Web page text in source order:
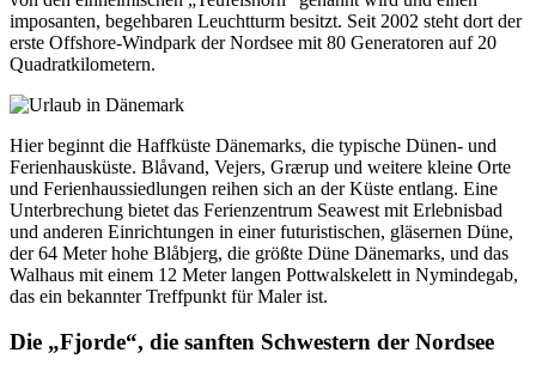
imposanten, begehbaren Leuchtturm besitzt. Seit 2002 steht dort der
erste Offshore-Windpark der Nordsee mit 80 Generatoren auf 20
Quadratkilometern.
Hier beginnt die Haffküste Dänemarks, die typische Dünen- und
Ferienhausküste. Blåvand, Vejers, Grærup und weitere kleine Orte
und Ferienhaussiedlungen reihen sich an der Küste entlang. Eine
Unterbrechung bietet das Ferienzentrum Seawest mit Erlebnisbad
und anderen Einrichtungen in einer futuristischen, gläsernen Düne,
der 64 Meter hohe Blåbjerg, die größte Düne Dänemarks, und das
Walhaus mit einem 12 Meter langen Pottwalskelett in Nymindegab,
das ein bekannter Treffpunkt für Maler ist.
Die „Fjorde“, die sanften Schwestern der Nordsee